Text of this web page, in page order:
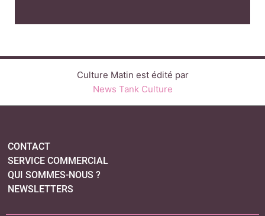
Culture Matin est édité par
News Tank Culture
CONTACT
SERVICE COMMERCIAL
QUI SOMMES-NOUS ?
NEWSLETTERS